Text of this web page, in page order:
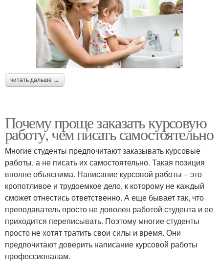
читать дальше →
Почему проще заказать курсовую
работу, чем писать самостоятельно
Многие студенты предпочитают заказывать курсовые
работы, а не писать их самостоятельно. Такая позиция
вполне объяснима. Написание курсовой работы – это
кропотливое и трудоемкое дело, к которому не каждый
сможет отнестись ответственно. А еще бывает так, что
преподаватель просто не доволен работой студента и ее
приходится переписывать. Поэтому многие студенты
просто не хотят тратить свои силы и время. Они
предпочитают доверить написание курсовой работы
профессионалам.